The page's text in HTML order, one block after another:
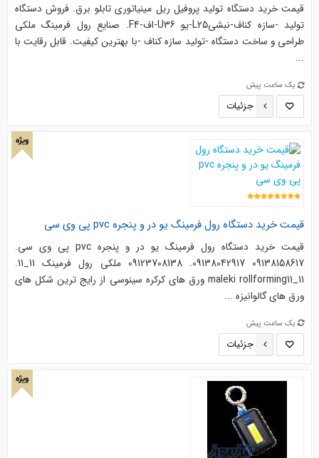
قیمت خرید دستگاه تولید پروفیل ریل مینیاتوری تابلو برق. فروش دستگاه
تولید -سازه کناف-نبشیL25-یو U36-اف-F4. صنایع رول فرمینگ ملکی
طراحی و ساخت دستگاه -تولید سازه کناف -با بهترین کیفیت. قابل رقایت با
...
یک ساعت پیش
جزئیات
ویژه
قیمت خرید دستگاه رول فرمینگ یو در و پنجره pvc پی وی سی
قیمت خرید دستگاه رول فرمینگ یو در و پنجره pvc پی وی سی.
09138158617 09138042917. 09123708138 ملکی رول فرمینک 11_11.
maleki rollforming11_11 ورق های کرکره سینوسی از رایج ترین شکل های
ورق های گالوانیزه ...
یک ساعت پیش
جزئیات
ویژه